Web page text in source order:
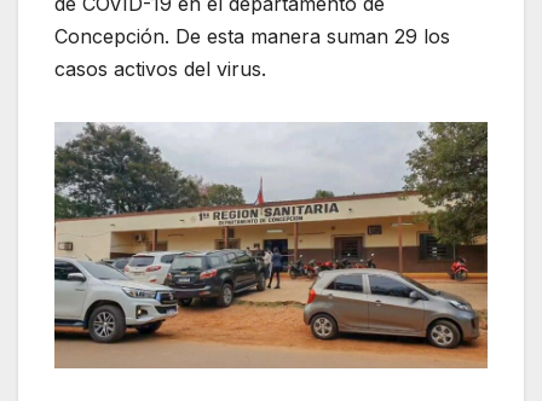
Concepción. De esta manera suman 29 los
casos activos del virus.